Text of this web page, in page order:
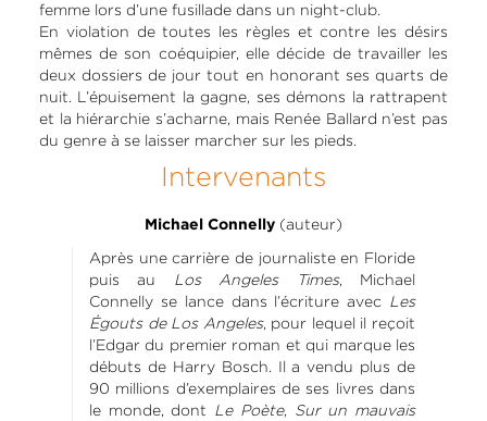
femme lors d’une fusillade dans un night-club.
En violation de toutes les règles et contre les désirs
mêmes de son coéquipier, elle décide de travailler les
deux dossiers de jour tout en honorant ses quarts de
nuit. L’épuisement la gagne, ses démons la rattrapent
et la hiérarchie s’acharne, mais Renée Ballard n’est pas
du genre à se laisser marcher sur les pieds.
Intervenants
Michael Connelly (auteur)
Après une carrière de journaliste en Floride
puis au Los Angeles Times, Michael
Connelly se lance dans l’écriture avec Les
Égouts de Los Angeles, pour lequel il reçoit
l’Edgar du premier roman et qui marque les
débuts de Harry Bosch. Il a vendu plus de
90 millions d’exemplaires de ses livres dans
le monde, dont Le Poète, Sur un mauvais